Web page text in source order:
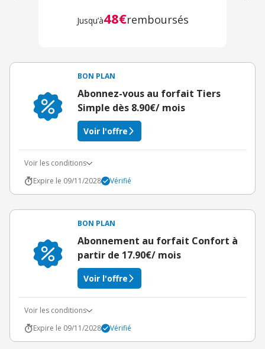
Jusqu’à48€remboursés
BON PLAN
Abonnez-vous au forfait Tiers
Simple dès 8.90€/ mois
Voir l'offre
Voir les conditions
Expire le 09/11/2028
Vérifié
BON PLAN
Abonnement au forfait Confort à
partir de 17.90€/ mois
Voir l'offre
Voir les conditions
Expire le 09/11/2028
Vérifié